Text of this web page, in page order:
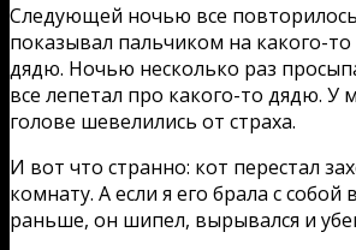
Следующей ночью все
показывал пальчиком на какого-
дядю. Ночью несколько раз
все лепетал про какого-то дядю. У
голове шевелились от страха.
И вот что странно: кот перестал
комнату. А если я его брала с собой
раньше, он шипел, вырывался и